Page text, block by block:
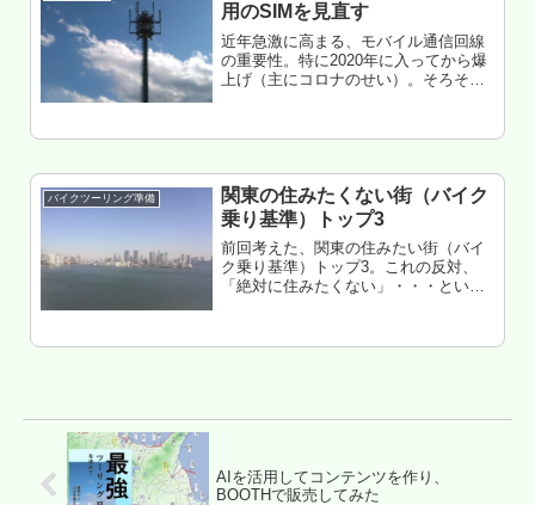
用のSIMを見直す
近年急激に高まる、モバイル通信回線
の重要性。特に2020年に入ってから爆
上げ（主にコロナのせい）。そろそ
au系SIMを利用した、低速無制限運用
バイクツーリング準備
関東の住みたくない街（バイク
乗り基準）トップ3
前回考えた、関東の住みたい街（バイ
ク乗り基準）トップ3。これの反対、
「絶対に住みたくない」・・・という
い記事。ソースは、東京23区内の駅前
AIを活用してコンテンツを作り、
BOOTHで販売してみた